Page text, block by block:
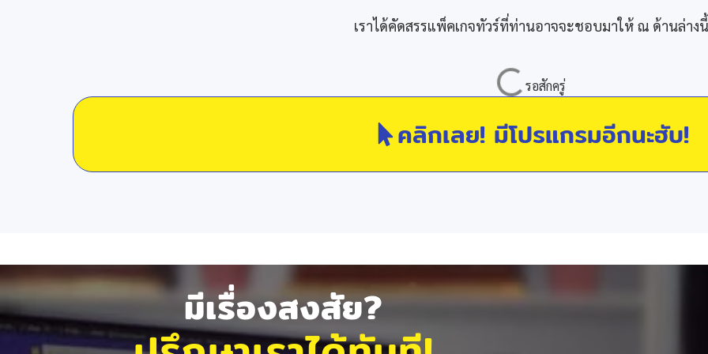
เราได้คัดสรรแพ็คเกจทัวร์ที่ท่านอาจจะชอบมาให้ ณ ด้านล่างนี้
คลิกเลย! มีโปรแกรมอีกนะฮับ!
มีเรื่องสงสัย?